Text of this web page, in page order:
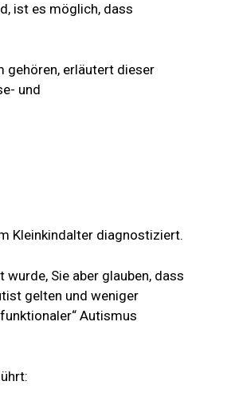
ist es möglich, dass
gehören, erläutert dieser
und
Kleinkindalter diagnostiziert.
Sie aber glauben, dass
gelten und weniger
Autismus